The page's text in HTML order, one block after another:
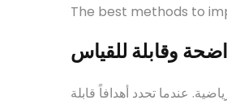
The best methods to
وقابلة للقياس
عندما تحدد أهدافاً قابلة